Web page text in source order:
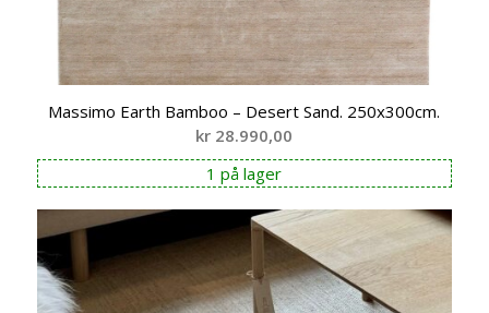
Massimo Earth Bamboo – Desert Sand. 250x300cm.
kr 28.990,00
1 på lager